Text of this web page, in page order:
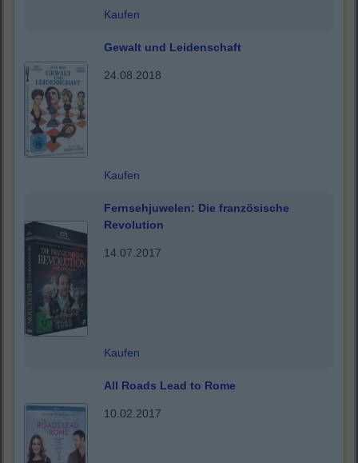
Kaufen
Gewalt und Leidenschaft
24.08.2018
Kaufen
Fernsehjuwelen: Die französische
Revolution
14.07.2017
Kaufen
All Roads Lead to Rome
10.02.2017